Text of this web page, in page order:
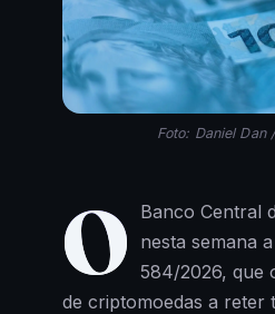
Foto: Daniel Dan
O
Banco Central
nesta semana
584/2026, que
de criptomoedas a reter